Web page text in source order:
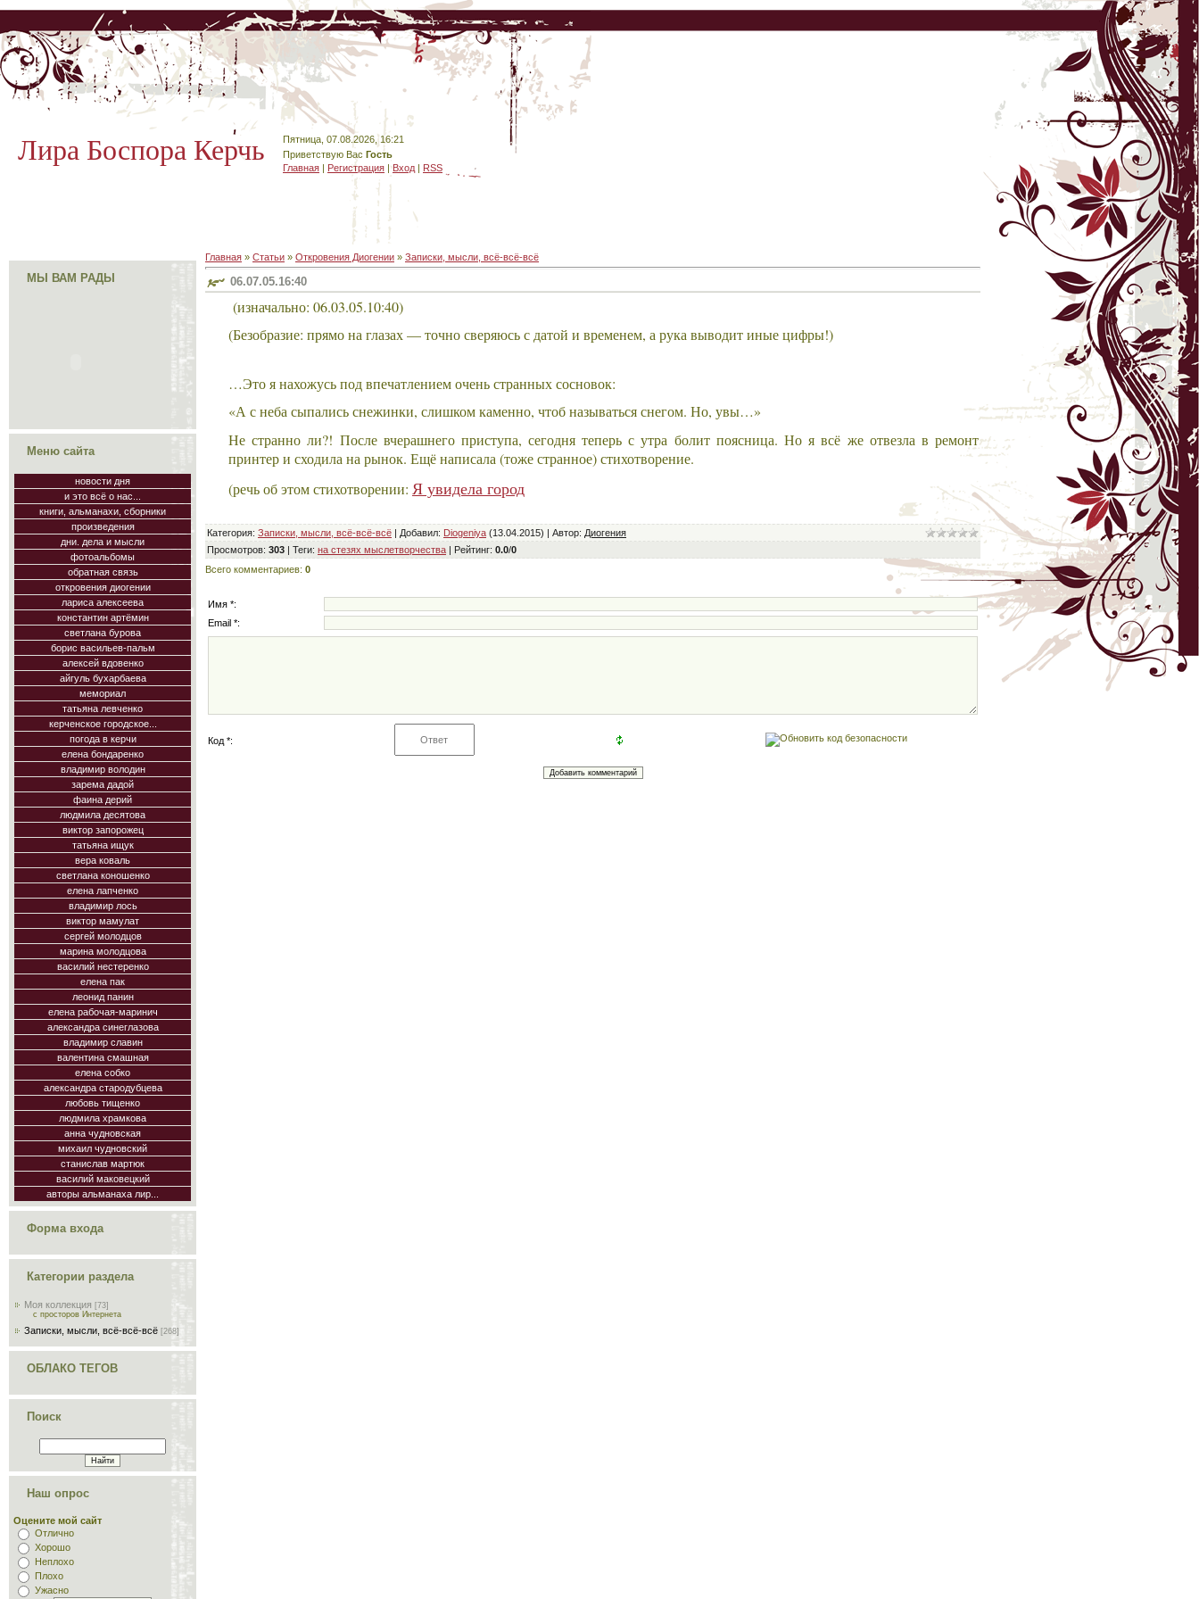
Лира Боспора Керчь
Пятница, 07.08.2026, 16:21
Приветствую Вас Гость
Главная | Регистрация |Вход | RSS
МЫ ВАМ РАДЫ
Меню сайта
новости дня
и это всё о нас...
книги, альманахи, сборники
произведения
дни. дела и мысли
фотоальбомы
обратная связь
откровения диогении
лариса алексеева
константин артёмин
светлана бурова
борис васильев-пальм
алексей вдовенко
айгуль бухарбаева
мемориал
татьяна левченко
керченское городское...
погода в керчи
елена бондаренко
владимир володин
зарема дадой
фаина дерий
людмила десятова
виктор запорожец
татьяна ищук
вера коваль
светлана коношенко
елена лапченко
владимир лось
виктор мамулат
сергей молодцов
марина молодцова
василий нестеренко
елена пак
леонид панин
елена рабочая-маринич
александра синеглазова
владимир славин
валентина смашная
елена собко
александра стародубцева
любовь тищенко
людмила храмкова
анна чудновская
михаил чудновский
станислав мартюк
василий маковецкий
авторы альманаха лир...
Форма входа
Категории раздела
Моя коллекция [73]
с просторов Интернета
Записки, мысли, всё-всё-всё [268]
ОБЛАКО ТЕГОВ
Поиск
Наш опрос
Оцените мой сайт
Отлично
Хорошо
Неплохо
Плохо
Ужасно
Главная » Статьи » Откровения Диогении » Записки, мысли, всё-всё-всё
06.07.05.16:40
(изначально: 06.03.05.10:40)
(Безобразие: прямо на глазах — точно сверяюсь с датой и временем, а рука выводит иные цифры!)
…Это я нахожусь под впечатлением очень странных сосновок:
«А с неба сыпались снежинки, слишком каменно, чтоб называться снегом. Но, увы…»
Не странно ли?! После вчерашнего приступа, сегодня теперь с утра болит поясница. Но я всё же отвезла в ремонт
принтер и сходила на рынок. Ещё написала (тоже странное) стихотворение.
(речь об этом стихотворении: Я увидела город
Категория: Записки, мысли, всё-всё-всё | Добавил: Diogeniya (13.04.2015) | Автор: Диогения
Просмотров: 303 | Теги: на стезях мыслетворчества | Рейтинг: 0.0/0
Всего комментариев: 0
Имя *:
Email *:
Код *: